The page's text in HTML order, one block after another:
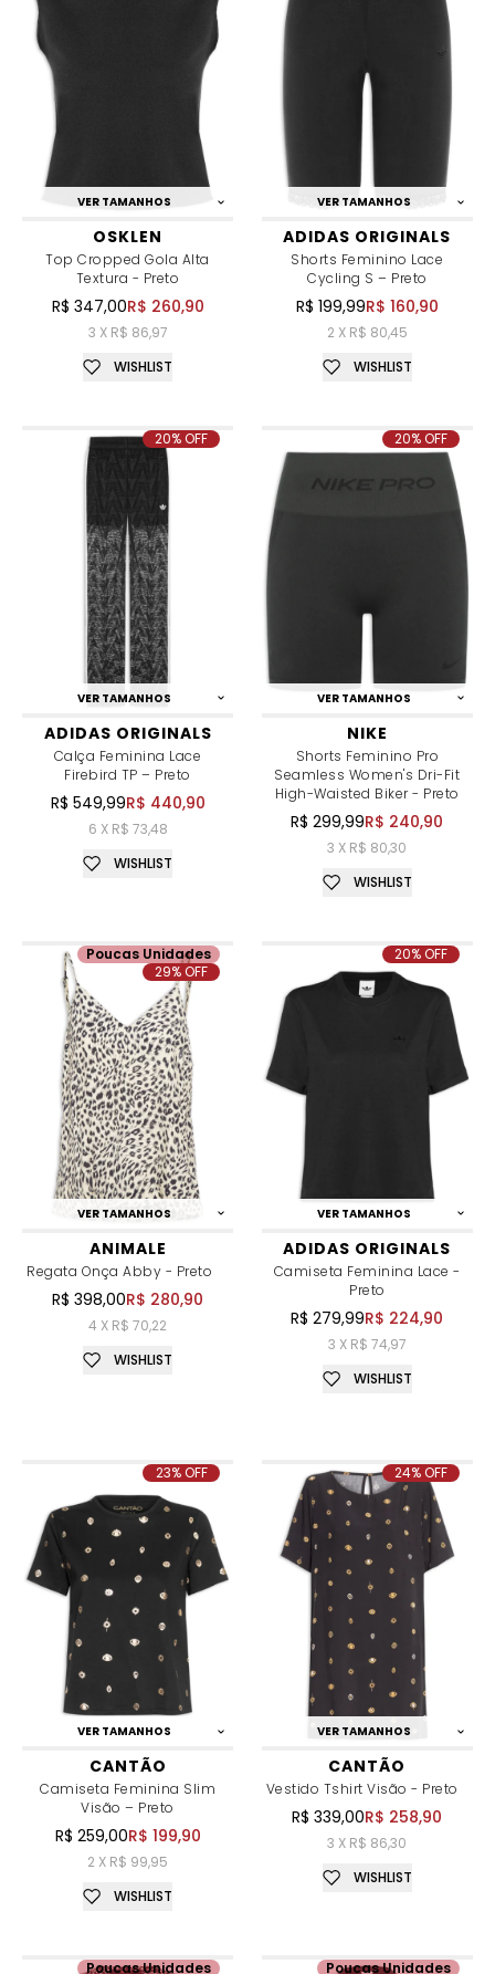
VER TAMANHOS
OSKLEN
Top Cropped Gola Alta
Textura - Preto
R$ 347,00R$ 260,90
3 X R$ 86,97
WISHLIST
VER TAMANHOS
ADIDAS ORIGINALS
Shorts Feminino Lace
Cycling S – Preto
R$ 199,99R$ 160,90
2 X R$ 80,45
WISHLIST
VER TAMANHOS
ADIDAS ORIGINALS
Calça Feminina Lace
Firebird TP – Preto
R$ 549,99R$ 440,90
6 X R$ 73,48
20% OFF
WISHLIST
VER TAMANHOS
NIKE
Shorts Feminino Pro
Seamless Women's Dri-Fit
High-Waisted Biker - Preto
R$ 299,99R$ 240,90
3 X R$ 80,30
20% OFF
WISHLIST
VER TAMANHOS
ANIMALE
Regata Onça Abby - Preto
R$ 398,00R$ 280,90
4 X R$ 70,22
Poucas Unidades
29% OFF
WISHLIST
VER TAMANHOS
ADIDAS ORIGINALS
Camiseta Feminina Lace -
Preto
R$ 279,99R$ 224,90
3 X R$ 74,97
20% OFF
WISHLIST
VER TAMANHOS
CANTÃO
Camiseta Feminina Slim
Visão – Preto
R$ 259,00R$ 199,90
2 X R$ 99,95
23% OFF
WISHLIST
VER TAMANHOS
CANTÃO
Vestido Tshirt Visão - Preto
R$ 339,00R$ 258,90
3 X R$ 86,30
24% OFF
WISHLIST
Poucas Unidades Poucas Unidades